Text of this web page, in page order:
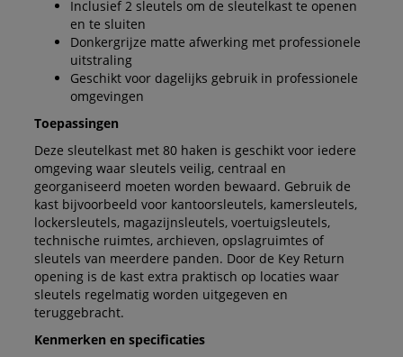
Inclusief 2 sleutels om de sleutelkast te openen
en te sluiten
Donkergrijze matte afwerking met professionele
uitstraling
Geschikt voor dagelijks gebruik in professionele
omgevingen
Toepassingen
Deze sleutelkast met 80 haken is geschikt voor iedere
omgeving waar sleutels veilig, centraal en
georganiseerd moeten worden bewaard. Gebruik de
kast bijvoorbeeld voor kantoorsleutels, kamersleutels,
lockersleutels, magazijnsleutels, voertuigsleutels,
technische ruimtes, archieven, opslagruimtes of
sleutels van meerdere panden. Door de Key Return
opening is de kast extra praktisch op locaties waar
sleutels regelmatig worden uitgegeven en
teruggebracht.
Kenmerken en specificaties